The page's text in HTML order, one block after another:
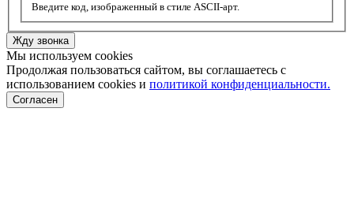
Введите код, изображенный в стиле ASCII-арт.
Жду звонка
Мы используем cookies
Продолжая пользоваться сайтом, вы соглашаетесь с
использованием cookies и политикой конфиденциальности.
Согласен